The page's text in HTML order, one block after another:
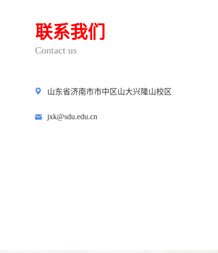
联系我们
Contact us
山东省济南市市中区山大兴隆山校区
jxk@sdu.edu.cn